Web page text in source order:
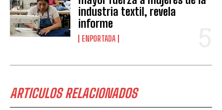
industria textil, revela
informe
ENPORTADA
ARTICULOS RELACIONADOS